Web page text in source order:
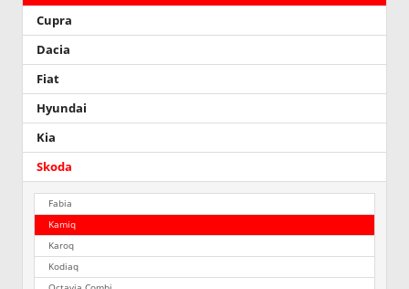
Cupra
Dacia
Fiat
Hyundai
Kia
Skoda
Fabia
Kamiq
Karoq
Kodiaq